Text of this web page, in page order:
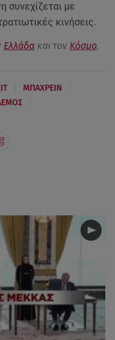
συνεχίζεται με
κινήσεις.
Ελλάδα και τον Κόσμο.
ΜΠΑΧΡΕΙΝ